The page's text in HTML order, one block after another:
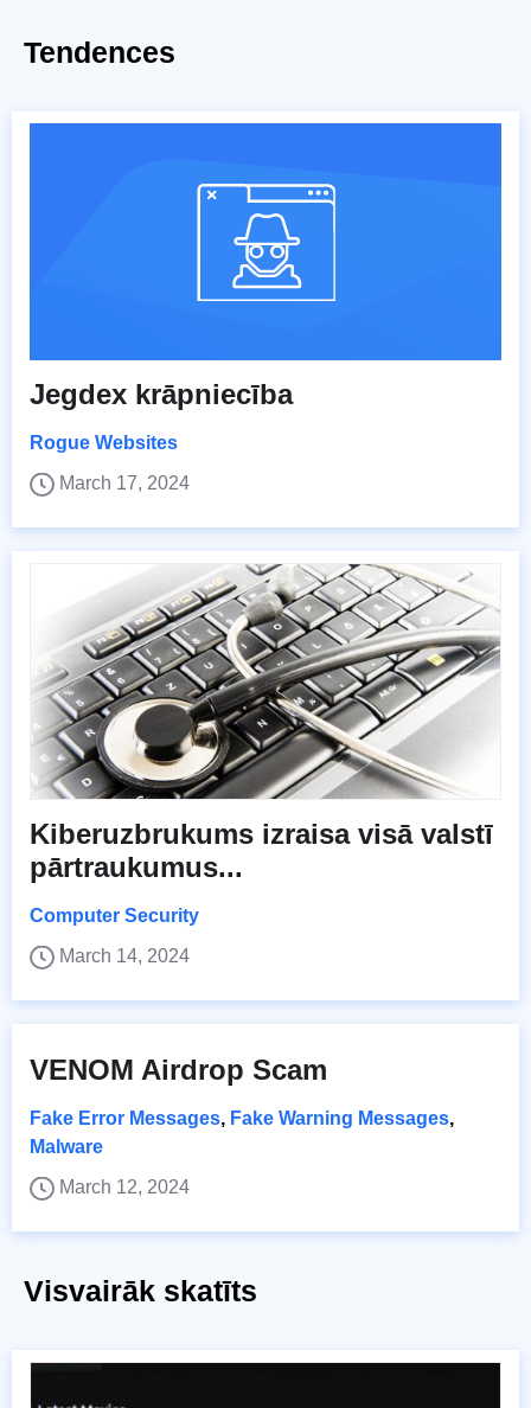
Tendences
Jegdex krāpniecība
Rogue Websites
March 17, 2024
Kiberuzbrukums izraisa visā valstī
pārtraukumus...
Computer Security
March 14, 2024
VENOM Airdrop Scam
Fake Error Messages, Fake Warning Messages,
Malware
March 12, 2024
Visvairāk skatīts